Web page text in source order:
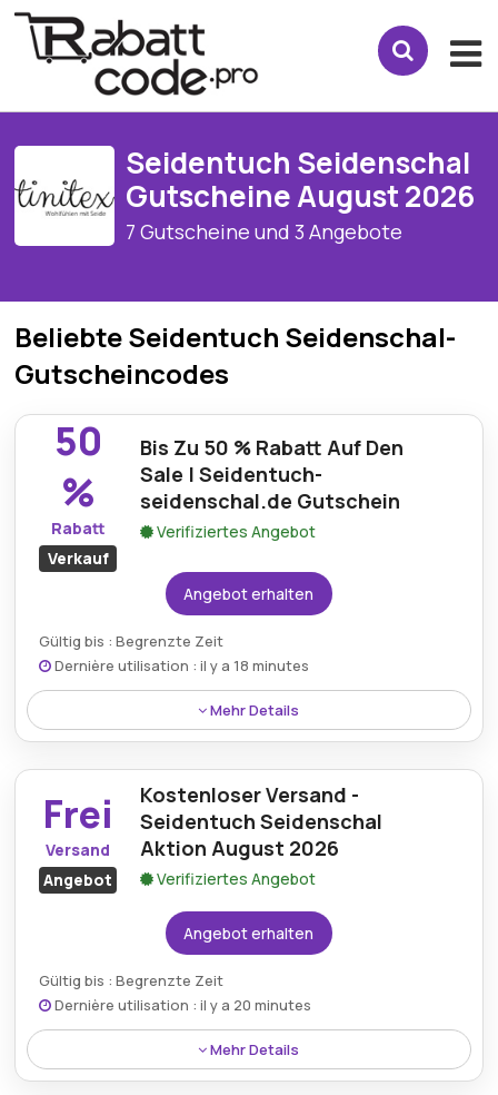
Seidentuch Seidenschal
Gutscheine August 2026
7 Gutscheine und 3 Angebote
Beliebte Seidentuch Seidenschal-
Gutscheincodes
50
%
Rabatt
Verkauf
Bis Zu 50 % Rabatt Auf Den
Sale | Seidentuch-
seidenschal.de Gutschein
Verifiziertes Angebot
Angebot erhalten
Gültig bis : Begrenzte Zeit
Dernière utilisation : il y a 18 minutes
Mehr Details
Sparen Sie bis zu 50 % auf die Sale-Kollektion mit
einem Seidentuch-seidenschal.de-Gutschein und
entdecken Sie elegante und stilvolle
Seidenaccessoires zu unschlagbaren Preisen.
Frei
Versand
Angebot
Kostenloser Versand -
Seidentuch Seidenschal
Aktion August 2026
Verifiziertes Angebot
Angebot erhalten
Gültig bis : Begrenzte Zeit
Dernière utilisation : il y a 20 minutes
Mehr Details
Mit einem Seidentuch Seidenschal-Gutscheincode